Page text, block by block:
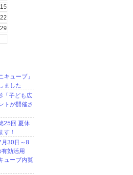
15
22
29
キューブ」
ました
「子ども広
トが開催さ
25回 夏休
す！
月30日～8
有効活用
ューブ内覧